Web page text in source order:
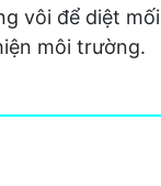
vôi để diệt mối
môi trường.